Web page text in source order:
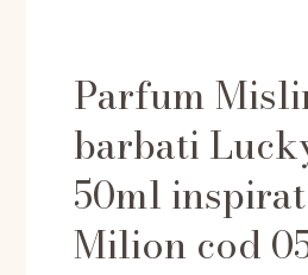
Parfum
barbati
50ml
Milion cod